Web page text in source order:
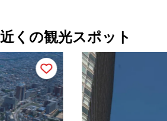
近くの観光スポット